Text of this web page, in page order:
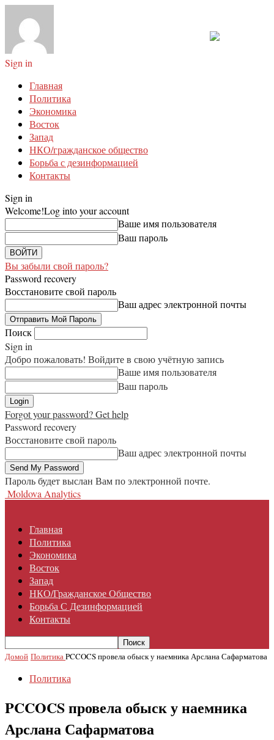
Sign in
Главная
Политика
Экономика
Восток
Запад
НКО/гражданское общество
Борьба с дезинформацией
Контакты
Sign in
Welcome!Log into your account
Ваше имя пользователя
Ваш пароль
Вы забыли свой пароль?
Password recovery
Восстановите свой пароль
Ваш адрес электронной почты
Поиск
Sign in
Добро пожаловать! Войдите в свою учётную запись
Ваше имя пользователя
Ваш пароль
Forgot your password? Get help
Password recovery
Восстановите свой пароль
Ваш адрес электронной почты
Пароль будет выслан Вам по электронной почте.
Moldova Analytics
Главная
Политика
Экономика
Восток
Запад
НКО/гражданское Общество
Борьба С Дезинформацией
Контакты
Домой ПолитикаPCCOCS провела обыск у наемника Арслана Сафарматова
Политика
PCCOCS провела обыск у наемника
Арслана Сафарматова